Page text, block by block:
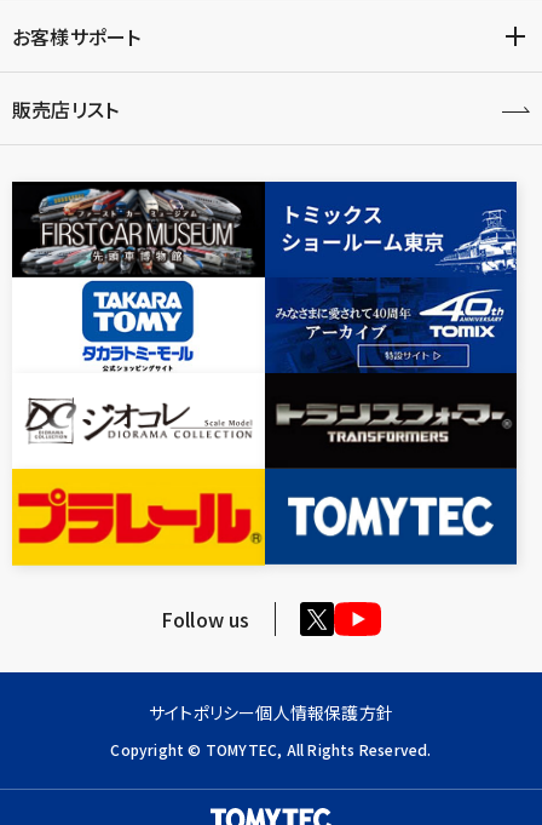
お客様サポート
販売店リスト
Follow us
サイトポリシー個人情報保護方針
Copyright © TOMYTEC, All Rights Reserved.